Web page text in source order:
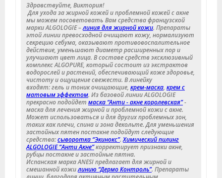
Здравствуйте, Виктория!
Для ухода за жирной кожей и проблемной кожей с акне
мы можем посоветовать Вам средства французской
марки ALGOLOGIE –линия для жирной кожи. Препараты
этой линии превосходной очищают кожу, нормализуют
секрецию себума, оказывают противовоспалительное
действие, уменьшают диаметр расширенных пор и
улучшают цвет лица. В составе средств эксклюзивный
комплекс ALGOPURE, который состоит из экстрактов
водорослей и растений, обеспечивающий коже здоровье,
чистоту и ощущение свежести. В линейку
входят: гель и тоник очищающие, крем-маска, крем с
матовым эффектом. Из базовой линии ALGOLOGIE
прекрасно подойдет маска “Анти - акне королевская”-
маска для лечения жирной и проблемной кожи с акне.
Может использоваться и для других проблемных зон,
таких как плечи, спина и зона декольте. Для уменьшения
застойных пятен постакне подойдут следующие
средства:сыворотка “Экинокс”.Химический пилинг
ALGOLOGIE “Анти Акне”корректирует признаки акне,
рубцы постакне и застойные пятна.
Испанская марка ANESI предлагает для жирной и
смешанной кожилинию “Дермо Контроль”. Препараты